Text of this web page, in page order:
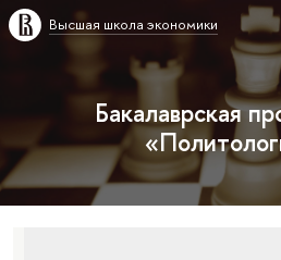
Высшая школа экономики
Бакалаврская